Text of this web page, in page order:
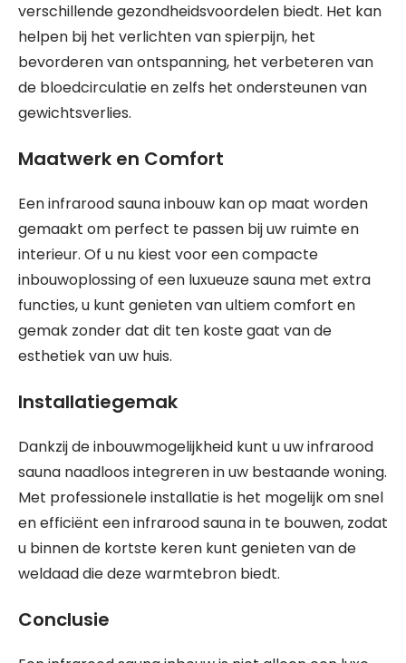
verschillende gezondheidsvoordelen biedt. Het kan
helpen bij het verlichten van spierpijn, het
bevorderen van ontspanning, het verbeteren van
de bloedcirculatie en zelfs het ondersteunen van
gewichtsverlies.
Maatwerk en Comfort
Een infrarood sauna inbouw kan op maat worden
gemaakt om perfect te passen bij uw ruimte en
interieur. Of u nu kiest voor een compacte
inbouwoplossing of een luxueuze sauna met extra
functies, u kunt genieten van ultiem comfort en
gemak zonder dat dit ten koste gaat van de
esthetiek van uw huis.
Installatiegemak
Dankzij de inbouwmogelijkheid kunt u uw infrarood
sauna naadloos integreren in uw bestaande woning.
Met professionele installatie is het mogelijk om snel
en efficiënt een infrarood sauna in te bouwen, zodat
u binnen de kortste keren kunt genieten van de
weldaad die deze warmtebron biedt.
Conclusie